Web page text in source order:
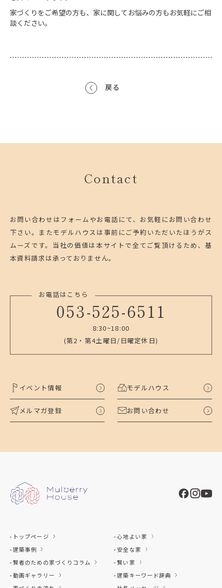
家づくりをご希望の方も、家に関してお悩みの方もお気軽にご相
談ください。
戻る
Contact
お問い合わせはフォームやお電話にて、お気軽にお問い合わせ
下さい。 またモデルハウスは事前にご予約いただいたほうがス
ムーズです。 当社の価値は本サイトで全てご覧頂けるため、基
本資料請求は承っておりません。
お電話はこちら
053-525-6511
8:30~18:00
(第2・第4土曜日/日曜定休日)
イベント情報 モデルハウス
メルマガ登録 お問い合わせ
トップページ
建築事例
賢者のための家づくりコラム
動画ギャラリー
心地よい家
安全な家
賢い家
建築キーワード辞典